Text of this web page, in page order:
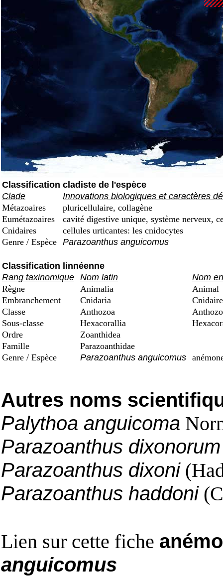
Classification cladiste de l'espèce
Clade
Innovations biologiques et caractères
Métazoaires
pluricellulaire, collagène
Eumétazoaires
cavité digestive unique, système nerveux,
Cnidaires
cellules urticantes: les cnidocytes
Genre / Espèce Parazoanthus anguicomus
Classification linnéenne
Rang taxinomique Nom latin
Nom
Règne
Animalia
Animal
Embranchement
Cnidaria
Classe
Anthozoa
Sous-classe
Hexacorallia
Ordre
Zoanthidea
Famille
Parazoanthidae
Genre / Espèce
Parazoanthus anguicomus
Autres noms
Palythoa anguicoma
Parazoanthus dixonorum
Parazoanthus dixoni
Parazoanthus haddoni
Lien sur cette fiche
anguicomus